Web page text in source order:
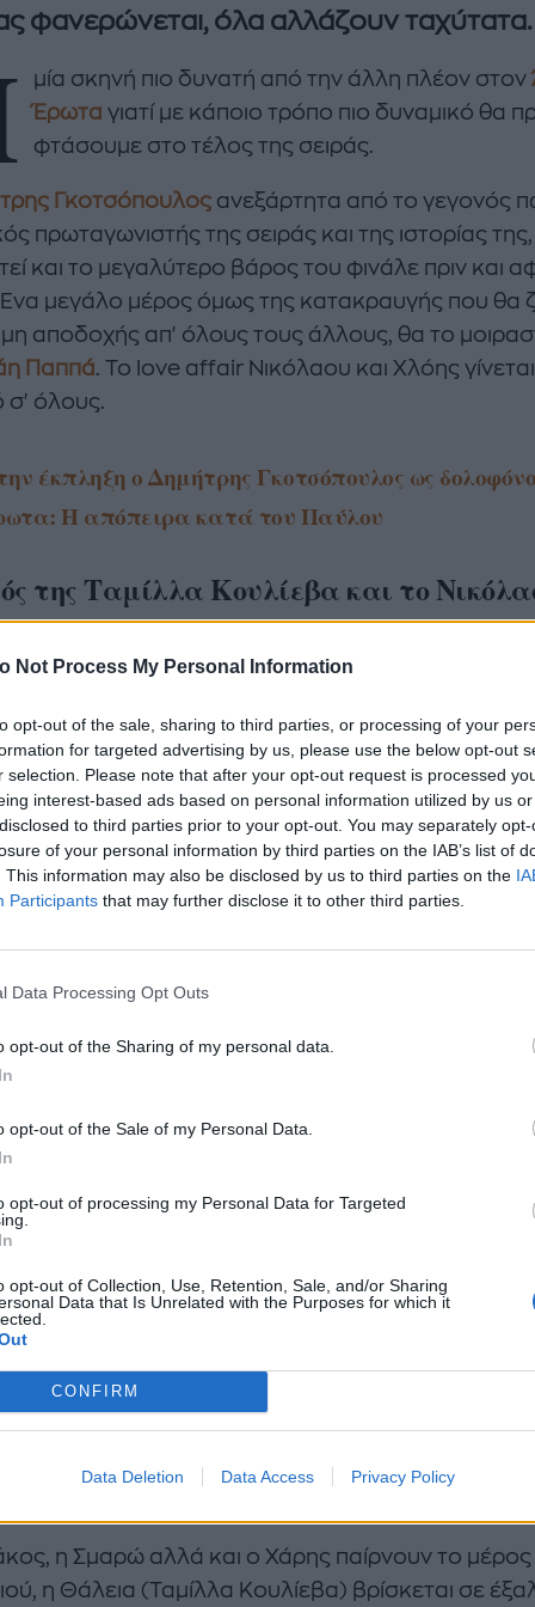
Not Process My Personal Information
opt-out of the sale, sharing to third parties, or processing of your
for targeted advertising by us, please use the below opt-out
selection. Please note that after your opt-out request is processed
interest-based ads based on personal information utilized by us
to third parties prior to your opt-out. You may separately
of your personal information by third parties on the IAB’s list of
This information may also be disclosed by us to third parties on the
Participants that may further disclose it to other third parties.
Data Processing Opt Outs
opt-out of the Sharing of my personal data.
opt-out of the Sale of my Personal Data.
opt-out of processing my Personal Data for Targeted
opt-out of Collection, Use, Retention, Sale, and/or Sharing
Data that Is Unrelated with the Purposes for which it
CONFIRM
Data Deletion Data Access Privacy Policy
φανερώνεται, όλα αλλάζουν ταχύτατα.
μία σκηνή πιο δυνατή από την άλλη πλέον στον
Έρωτα γιατί με κάποιο τρόπο πιο δυναμικό θα
φτάσουμε στο τέλος της σειράς.
Γκοτσόπουλος ανεξάρτητα από το γεγονός
πρωταγωνιστής της σειράς και της ιστορίας
και το μεγαλύτερο βάρος του φινάλε πριν και
μεγάλο μέρος όμως της κατακραυγής που θα
μη αποδοχής απ' όλους τους άλλους, θα το
Παππά. Το love affair Νικόλαου και Χλόης γίνεται
σ' όλους.
έκπληξη ο Δημήτρης Γκοτσόπουλος ως
Η απόπειρα κατά του Παύλου
της Ταμίλλα Κουλίεβα και το
έχει τραγικό φινάλε
, ο πατέρας Νικόλαος στην κυριολεξία βγαίνει
εκτός ορίων. Και όλες οι εξελίξεις μετά την
οδηγούν πλέον στο να φέρεται ως ένας απλός
με όποιον τρόπο μπορεί.
reel/DYPaIzeoO3A/
τις οδηγίες, κάνει την νεκρώσιμη τελετή ως
του και από εκεί και πέρα ακολουθεί πια έναν
ο Παύλος ξεκινά τη δεύτερη φάση της
γιατί έχει ερωτική σχέση με την κόρη του
που ο Πέτρος μαθαίνει από την ίδια πως το
γιος του, αλλά γιος του Νικόλαου.
η Σμαρώ αλλά και ο Χάρης παίρνουν το μέρος
η Θάλεια (Ταμίλλα Κουλίεβα) βρίσκεται σε
Point of View
ΑΠΟΣΤΟΛΟΠΟΥΛΟΥ
καλοκαιρινή
σαλάτα με
φέτα και φράουλες
A STORY BY KORI
ΔΑΦΝΗ ΚΑΡΑΒΟΚΥΡΗ
Nτίνα Νικολάου: «Όταν